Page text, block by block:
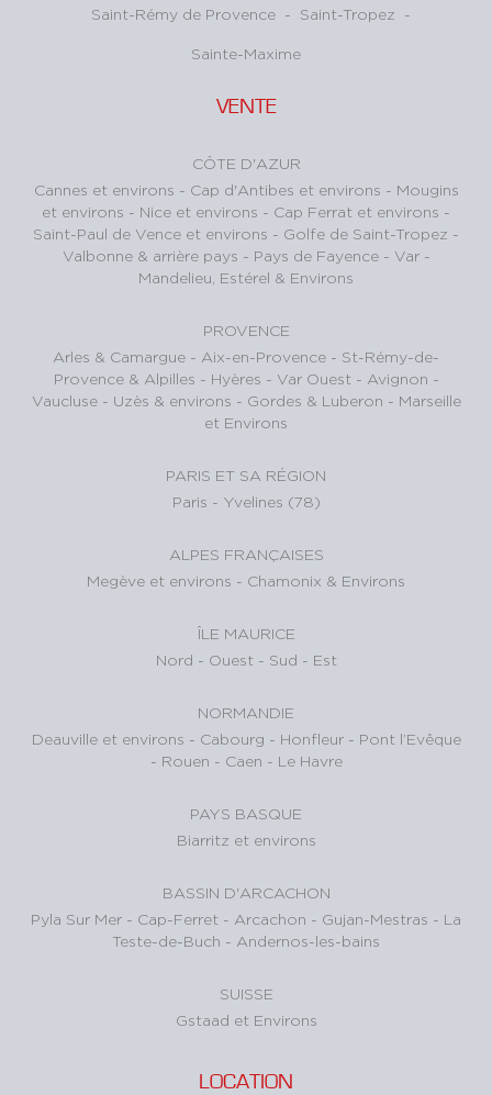
VENTE
CÔTE D'AZUR
Cannes et environs - Cap d'Antibes et environs - Mougins
et environs - Nice et environs - Cap Ferrat et environs -
Saint-Paul de Vence et environs - Golfe de Saint-Tropez -
Valbonne & arrière pays - Pays de Fayence - Var -
Mandelieu, Estérel & Environs
PROVENCE
Arles & Camargue - Aix-en-Provence - St-Rémy-de-
Provence & Alpilles - Hyères - Var Ouest - Avignon -
Vaucluse - Uzès & environs - Gordes & Luberon - Marseille
et Environs
PARIS ET SA RÉGION
Paris - Yvelines (78)
ALPES FRANÇAISES
Megève et environs - Chamonix & Environs
ÎLE MAURICE
Nord - Ouest - Sud - Est
NORMANDIE
Deauville et environs - Cabourg - Honfleur - Pont l’Evêque
- Rouen - Caen - Le Havre
PAYS BASQUE
Biarritz et environs
BASSIN D'ARCACHON
Pyla Sur Mer - Cap-Ferret - Arcachon - Gujan-Mestras - La
Teste-de-Buch - Andernos-les-bains
SUISSE
Gstaad et Environs
LOCATION
Saint-Rémy de Provence - Saint-Tropez -
Sainte-Maxime